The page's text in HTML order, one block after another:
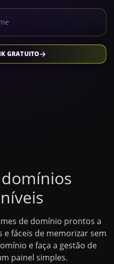
GRATUITO
de domínio prontos a
e fáceis de memorizar sem
e faça a gestão de
painel simples.